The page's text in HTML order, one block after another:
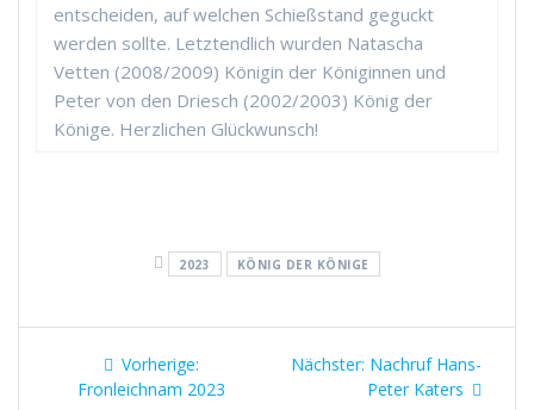
entscheiden, auf welchen Schießstand geguckt
werden sollte. Letztendlich wurden Natascha
Vetten (2008/2009) Königin der Königinnen und
Peter von den Driesch (2002/2003) König der
Könige. Herzlichen Glückwunsch!
2023 KÖNIG DER KÖNIGE
Vorherige:
Fronleichnam 2023
Nächster: Nachruf Hans-
Peter Katers